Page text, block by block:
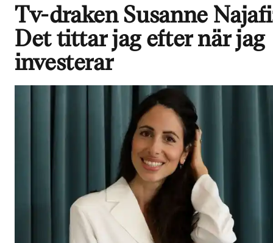
Tv-draken Susanne
Det tittar jag efter när jag
investerar